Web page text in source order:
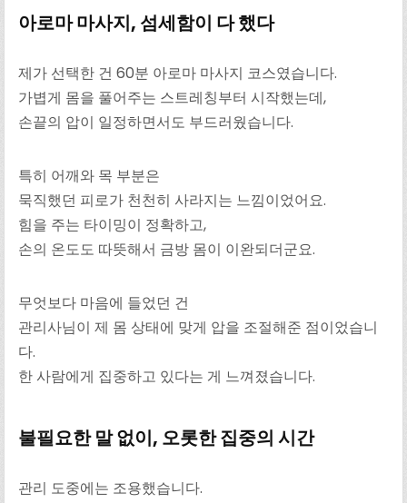
아로마 마사지, 섬세함이 다 했다
제가 선택한 건 60분 아로마 마사지 코스였습니다.
가볍게 몸을 풀어주는 스트레칭부터 시작했는데,
손끝의 압이 일정하면서도 부드러웠습니다.
특히 어깨와 목 부분은
묵직했던 피로가 천천히 사라지는 느낌이었어요.
힘을 주는 타이밍이 정확하고,
손의 온도도 따뜻해서 금방 몸이 이완되더군요.
무엇보다 마음에 들었던 건
관리사님이 제 몸 상태에 맞게 압을 조절해준 점이었습니
다.
한 사람에게 집중하고 있다는 게 느껴졌습니다.
불필요한 말 없이, 오롯한 집중의 시간
관리 도중에는 조용했습니다.